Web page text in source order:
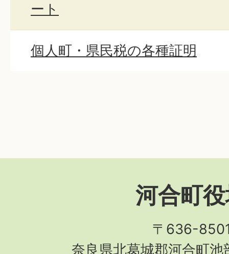
ート
個人町・県民税の各種証明
河合町
〒636-
奈良県北葛城郡河合町池